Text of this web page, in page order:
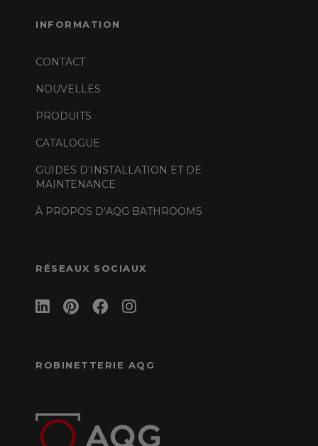
INFORMATION
CONTACT
NOUVELLES
PRODUITS
CATALOGUE
GUIDES D’INSTALLATION ET DE
MAINTENANCE
À PROPOS D’AQG BATHROOMS
RÉSEAUX SOCIAUX
ROBINETTERIE AQG